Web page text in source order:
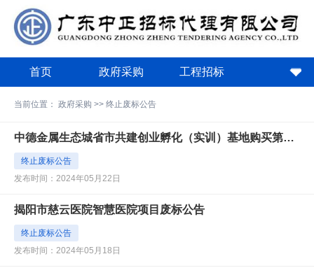
首页 政府采购 工程招标
政策法规 关于中正
费用计算器
当前位置： 政府采购 >> 终止废标公告
中德金属生态城省市共建创业孵化（实训）基地购买第三期创业孵化运营服务结果公告
终止废标公告
发布时间：2024年05月22日
揭阳市慈云医院智慧医院项目废标公告
终止废标公告
发布时间：2024年05月18日